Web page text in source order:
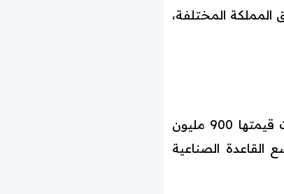
موزعة على مناطق المملكة المختلفة،
شهد الشهر نفسه دخول 113 مصنعًا جديدًا إلى مرحلة الإنتاج الفعلي، باستثمارات بلغت قيمتها 900 مليون
مما يعكس توسع القاعدة الصناعية